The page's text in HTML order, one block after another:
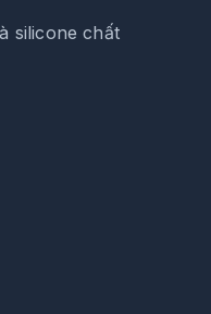
silicone chất